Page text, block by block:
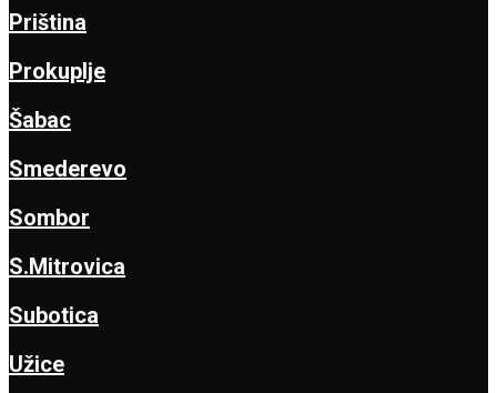
Priština
Prokuplje
Šabac
Smederevo
Sombor
S.Mitrovica
Subotica
Užice